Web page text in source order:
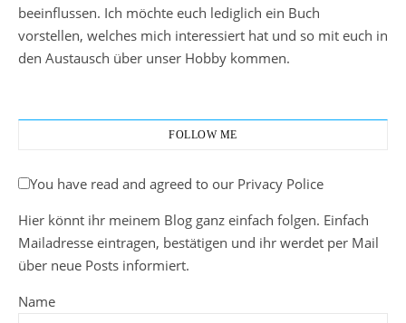
beeinflussen. Ich möchte euch lediglich ein Buch
vorstellen, welches mich interessiert hat und so mit euch in
den Austausch über unser Hobby kommen.
FOLLOW ME
You have read and agreed to our Privacy Police
Hier könnt ihr meinem Blog ganz einfach folgen. Einfach
Mailadresse eintragen, bestätigen und ihr werdet per Mail
über neue Posts informiert.
Name